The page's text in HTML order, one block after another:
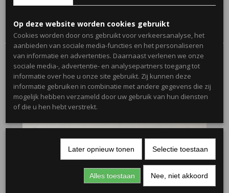
Home >Webshop>Stickers>Muurstickers Slaapkamer
Slaapkamersticker Sleepwell
OPA & OMA.
NAAM EN GEBOORTEJAAR
Op deze website worden cookies gebruikt
Cookies worden door ons gebruikt voor verkeersanalyse, het
aanbieden van sociale media-functies en het personaliseren
van informatie en advertenties. Daarnaast verlenen we onze
sociale media-, advertentie- en analysepartners toegang tot
informatie over hoe u onze site gebruikt. Zij kunnen deze
informatie gebruiken in combinatie met andere gegevens die zij
mogelijk hebben verzameld door uw gebruik van hun diensten
of die u hen hebt verstrekt.
Later opnieuw tonen Selectie toestaan
Alles toestaan Nee, niet akkoord